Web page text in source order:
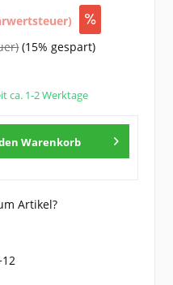
(15% gespart)
ca. 1-2 Werktage
Warenkorb
Artikel?